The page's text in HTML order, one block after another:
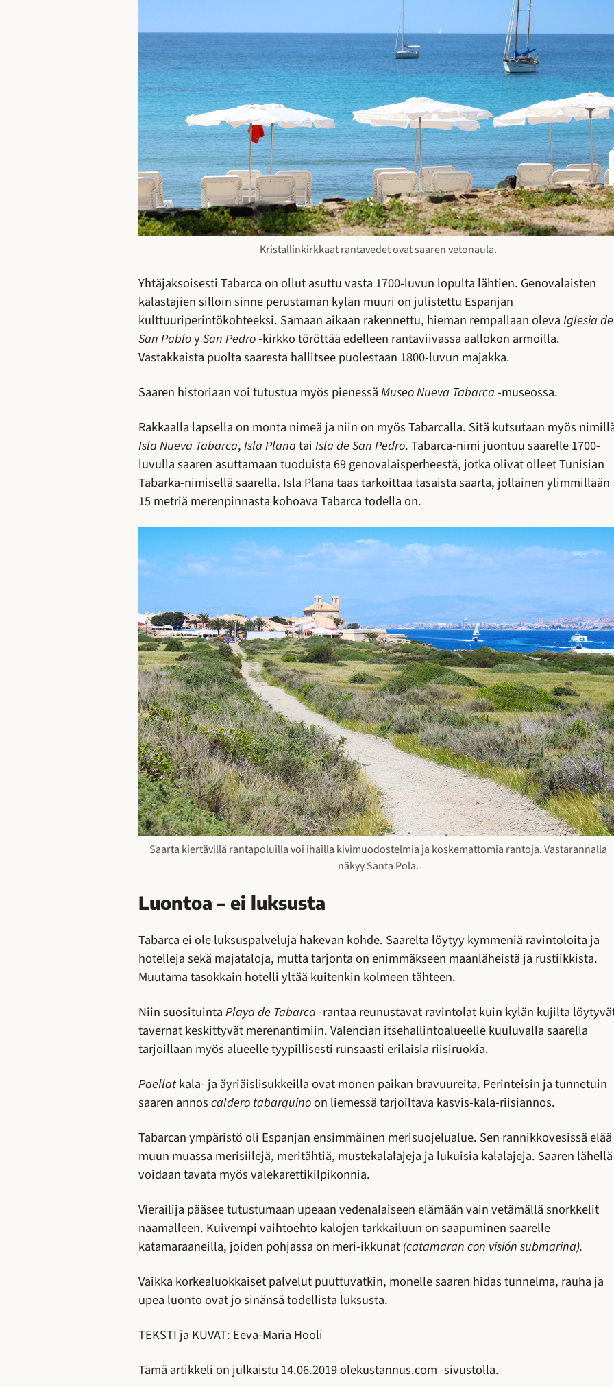
Kristallinkirkkaat rantavedet ovat saaren vetonaula.
Yhtäjaksoisesti Tabarca on ollut asuttu vasta 1700-luvun lopulta lähtien. Genovalaisten
kalastajien silloin sinne perustaman kylän muuri on julistettu Espanjan
kulttuuriperintökohteeksi. Samaan aikaan rakennettu, hieman rempallaan olevaIglesia de
San PabloySan Pedro-kirkko töröttää edelleen rantaviivassa aallokon armoilla.
Vastakkaista puolta saaresta hallitsee puolestaan 1800-luvun majakka.
Saaren historiaan voi tutustua myös pienessäMuseo Nueva Tabarca-museossa.
Rakkaalla lapsella on monta nimeä ja niin on myös Tabarcalla. Sitä kutsutaan myös
Isla Nueva Tabarca,Isla PlanataiIsla de San Pedro. Tabarca-nimi juontuu saarelle 1700-
luvulla saaren asuttamaan tuoduista 69 genovalaisperheestä, jotka olivat olleet Tunisian
Tabarka-nimisellä saarella. Isla Plana taas tarkoittaa tasaista saarta, jollainen ylimmillään
15 metriä merenpinnasta kohoava Tabarca todella on.
Saarta kiertävillä rantapoluilla voi ihailla kivimuodostelmia ja koskemattomia rantoja. Vastarannalla
näkyy Santa Pola.
Luontoa – ei luksusta
Tabarca ei ole luksuspalveluja hakevan kohde. Saarelta löytyy kymmeniä ravintoloita ja
hotelleja sekä majataloja, mutta tarjonta on enimmäkseen maanläheistä ja rustiikkista.
Muutama tasokkain hotelli yltää kuitenkin kolmeen tähteen.
Niin suosituintaPlaya de Tabarca-rantaa reunustavat ravintolat kuin kylän kujilta
tavernat keskittyvät merenantimiin. Valencian itsehallintoalueelle kuuluvalla saarella
tarjoillaan myös alueelle tyypillisesti runsaasti erilaisia riisiruokia.
Paellatkala- ja äyriäislisukkeilla ovat monen paikan bravuureita. Perinteisin ja tunnetuin
saaren annoscaldero tabarquinoon liemessä tarjoiltava kasvis-kala-riisiannos.
Tabarcan ympäristö oli Espanjan ensimmäinen merisuojelualue. Sen rannikkovesissä elää
muun muassa merisiilejä, meritähtiä, mustekalalajeja ja lukuisia kalalajeja. Saaren lähellä
voidaan tavata myös valekarettikilpikonnia.
Vierailija pääsee tutustumaan upeaan vedenalaiseen elämään vain vetämällä snorkkelit
naamalleen. Kuivempi vaihtoehto kalojen tarkkailuun on saapuminen saarelle
katamaraaneilla, joiden pohjassa on meri-ikkunat(catamaran con visión submarina).
Vaikka korkealuokkaiset palvelut puuttuvatkin, monelle saaren hidas tunnelma, rauha ja
upea luonto ovat jo sinänsä todellista luksusta.
TEKSTI ja KUVAT: Eeva-Maria Hooli
Tämä artikkeli on julkaistu 14.06.2019 olekustannus.com -sivustolla.